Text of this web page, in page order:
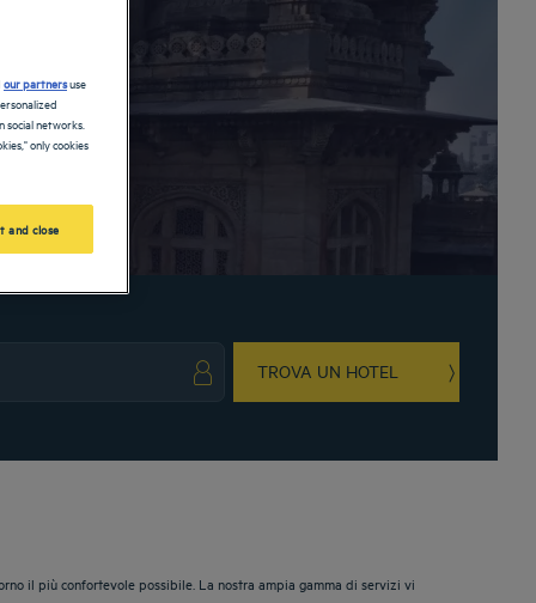
TROVA UN HOTEL
il più confortevole possibile. La nostra ampia gamma di servizi vi
our partnersuse
networks.
only cookies
and close